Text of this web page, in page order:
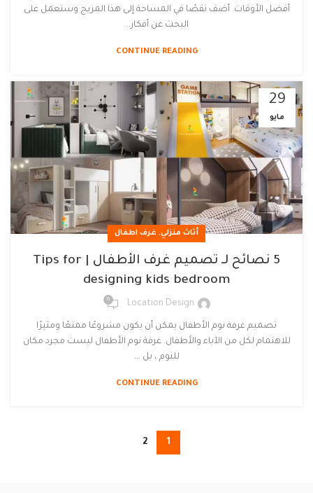
أفضل الأوقات. أضف نقصًا في المساحة إلى هذا المزيج وستعمل على
البحث عن أفكار...
CONTINUE READING
29
مايو
أثاث منزلي, غرف اطفال
5 نصائح لـ تصميم غرف الأطفال | Tips for
designing kids bedroom
Location Design
0
تصميم غرفة نوم الأطفال يمكن أن يكون مشروعًا ممتعًا ومثيرًا
للاهتمام لكل من الآباء والأطفال. غرفة نوم الأطفال ليست مجرد مكان
للنوم ، بل ...
CONTINUE READING
1
2